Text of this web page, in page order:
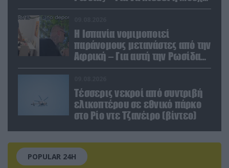
το Ιράν;
Η Ισπανία νομιμοποιεί
παράνομους μετανάστες από την
Αφρική – Για αυτή την Ρωσίδα
όμως επέλεξαν την απέλαση
Τέσσερις νεκροί από συντριβή
ελικοπτέρου σε εθνικό πάρκο
στο Ρίο ντε Τζανέιρο (βίντεο)
POPULAR 24H